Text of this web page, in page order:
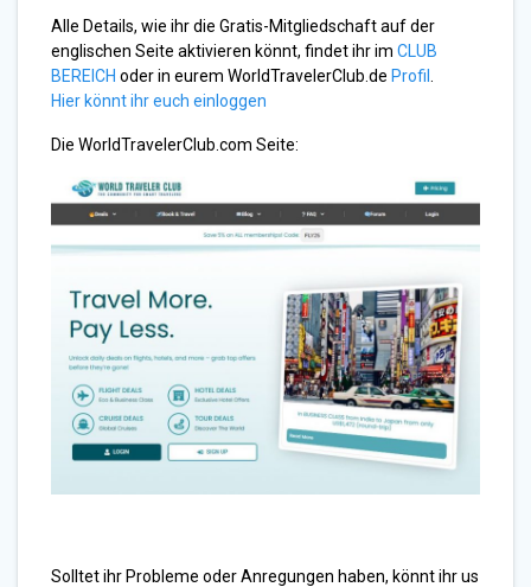
Alle Details, wie ihr die Gratis-Mitgliedschaft auf der
englischen Seite aktivieren könnt, findet ihr im CLUB
BEREICH oder in eurem WorldTravelerClub.de Profil
Hier könnt ihr euch einloggen
Die WorldTravelerClub.com Seite:
Solltet ihr Probleme oder Anregungen haben, könnt ihr us